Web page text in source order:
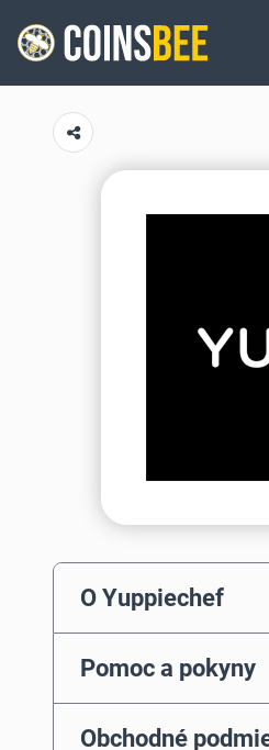
O Yuppiechef
Pomoc a pokyny
Obchodné